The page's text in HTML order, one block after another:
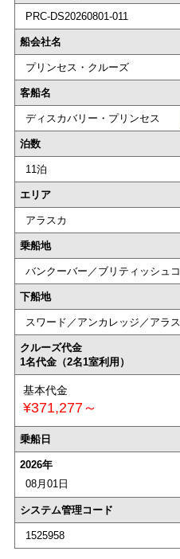
PRC-DS20260801-011
船会社名
プリンセス・クルーズ
客船名
ディスカバリー・プリンセス
泊数
11泊
エリア
アラスカ
乗船地
バンクーバー／ブリティッシュ
下船地
スワード／アンカレッジ／アラ
クルーズ代金
1名代金（2名1室利用）
基本代金
¥371,277～
乗船日
2026年
08月01日
システム管理コード
1525958